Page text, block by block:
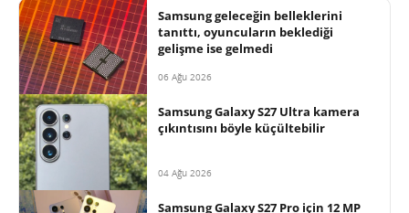
Samsung geleceğin belleklerini
tanıttı, oyuncuların beklediği
gelişme ise gelmedi
06 Ağu 2026
Samsung Galaxy S27 Ultra kamera
çıkıntısını böyle küçültebilir
04 Ağu 2026
Samsung Galaxy S27 Pro için 12 MP